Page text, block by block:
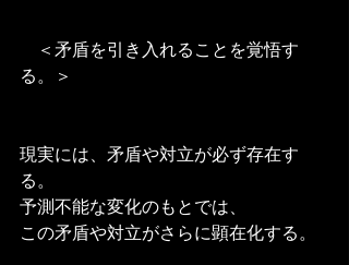
＜矛盾を引き入れることを覚悟す
る。＞
現実には、矛盾や対立が必ず存在す
る。
予測不能な変化のもとでは、
この矛盾や対立がさらに顕在化する。